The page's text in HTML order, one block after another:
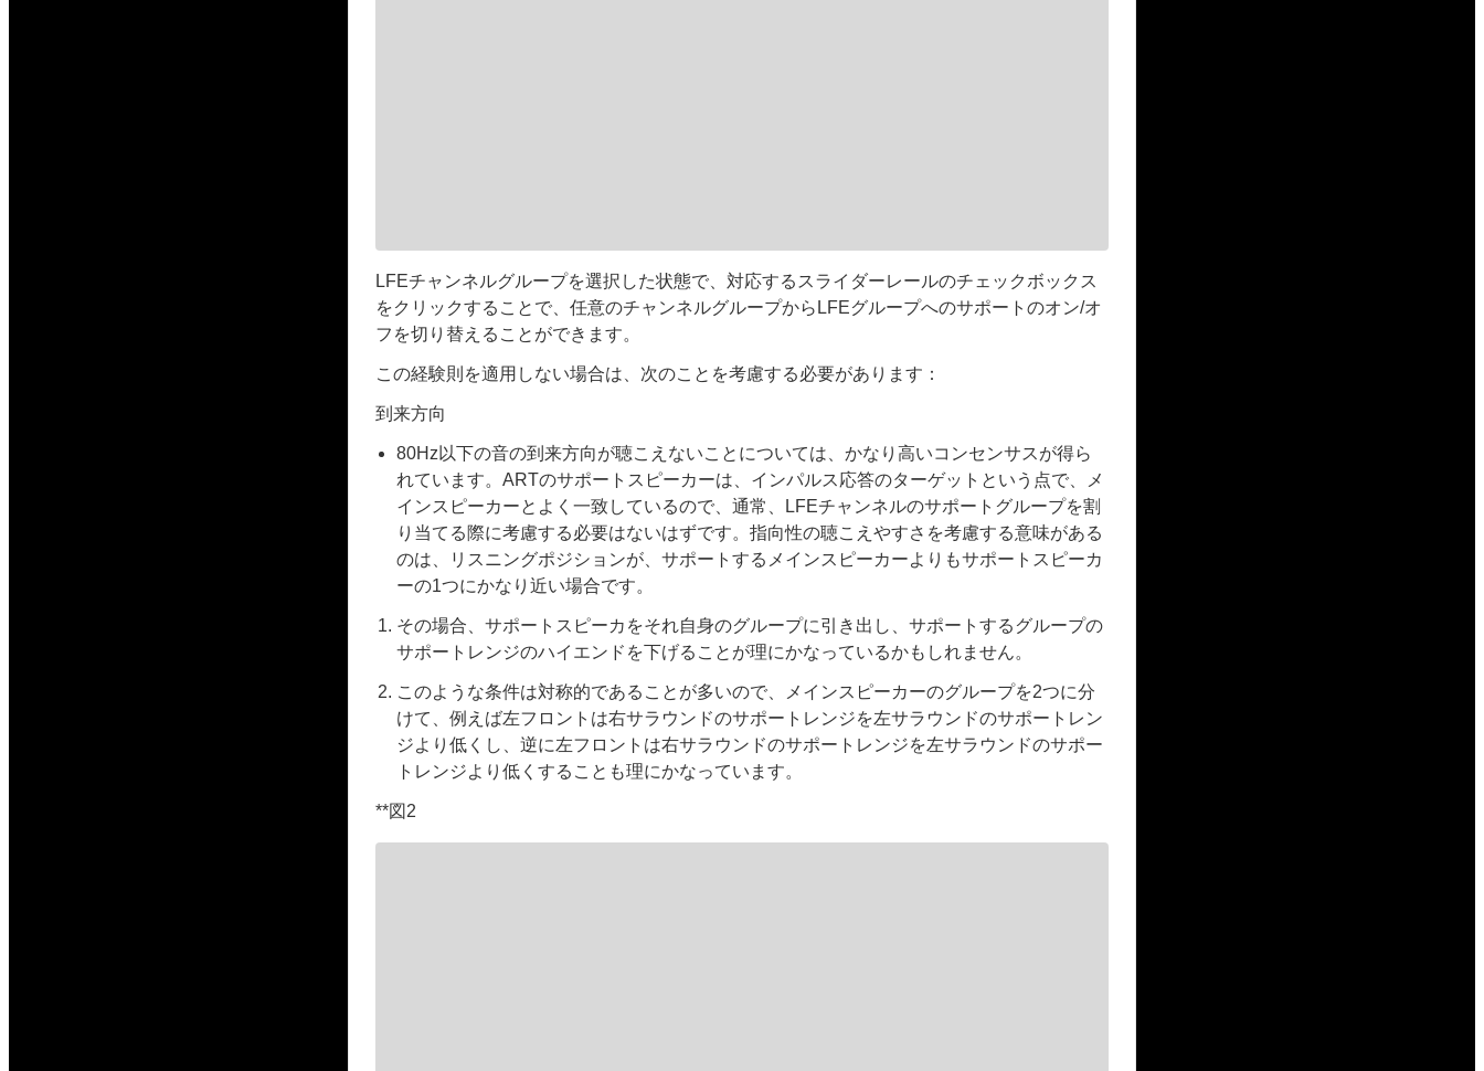
LFEチャンネルグループを選択した状態で、対応するスライダーレールのチェックボックス
をクリックすることで、任意のチャンネルグループからLFEグループへのサポートのオン/オ
フを切り替えることができます。
この経験則を適用しない場合は、次のことを考慮する必要があります：
到来方向
80Hz以下の音の到来方向が聴こえないことについては、かなり高いコンセンサスが得ら
れています。ARTのサポートスピーカーは、インパルス応答のターゲットという点で、メ
インスピーカーとよく一致しているので、通常、LFEチャンネルのサポートグループを割
り当てる際に考慮する必要はないはずです。指向性の聴こえやすさを考慮する意味がある
のは、リスニングポジションが、サポートするメインスピーカーよりもサポートスピーカ
ーの1つにかなり近い場合です。
その場合、サポートスピーカをそれ自身のグループに引き出し、サポートするグループの
サポートレンジのハイエンドを下げることが理にかなっているかもしれません。
このような条件は対称的であることが多いので、メインスピーカーのグループを2つに分
けて、例えば左フロントは右サラウンドのサポートレンジを左サラウンドのサポートレン
ジより低くし、逆に左フロントは右サラウンドのサポートレンジを左サラウンドのサポー
トレンジより低くすることも理にかなっています。
**図2